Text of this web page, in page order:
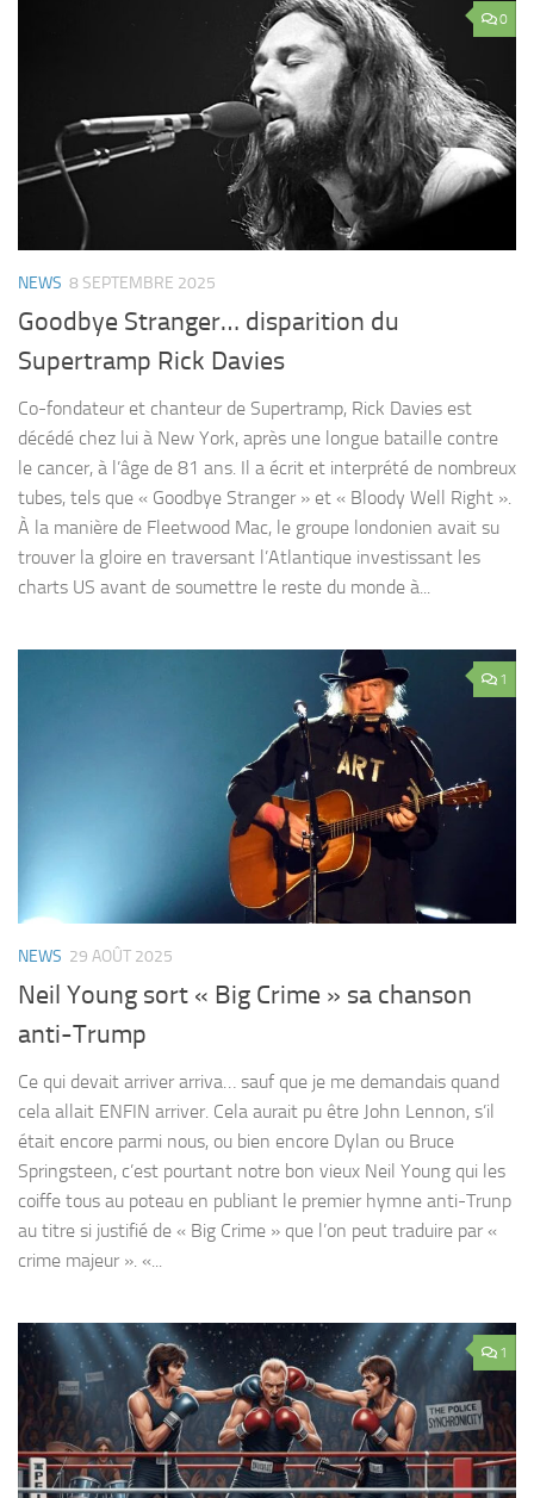
0
NEWS 8 SEPTEMBRE 2025
Goodbye Stranger… disparition du
Supertramp Rick Davies
Co-fondateur et chanteur de Supertramp, Rick Davies est
décédé chez lui à New York, après une longue bataille contre
le cancer, à l’âge de 81 ans. Il a écrit et interprété de nombreux
tubes, tels que « Goodbye Stranger » et « Bloody Well Right ».
À la manière de Fleetwood Mac, le groupe londonien avait su
trouver la gloire en traversant l’Atlantique investissant les
charts US avant de soumettre le reste du monde à...
1
NEWS 29 AOÛT 2025
Neil Young sort « Big Crime » sa chanson
anti-Trump
Ce qui devait arriver arriva… sauf que je me demandais quand
cela allait ENFIN arriver. Cela aurait pu être John Lennon, s’il
était encore parmi nous, ou bien encore Dylan ou Bruce
Springsteen, c’est pourtant notre bon vieux Neil Young qui les
coiffe tous au poteau en publiant le premier hymne anti-Trunp
au titre si justifié de « Big Crime » que l’on peut traduire par «
crime majeur ». «...
1